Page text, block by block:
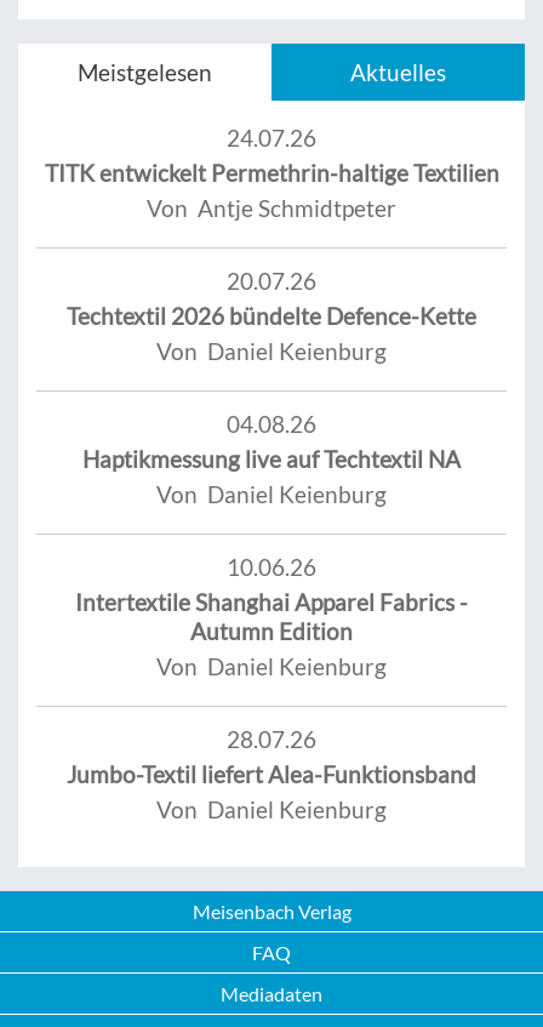
Meistgelesen Aktuelles
24.07.26
TITK entwickelt Permethrin-haltige Textilien
Von Antje Schmidtpeter
20.07.26
Techtextil 2026 bündelte Defence-Kette
Von Daniel Keienburg
04.08.26
Haptikmessung live auf Techtextil NA
Von Daniel Keienburg
10.06.26
Intertextile Shanghai Apparel Fabrics -
Autumn Edition
Von Daniel Keienburg
28.07.26
Jumbo-Textil liefert Alea-Funktionsband
Von Daniel Keienburg
Meisenbach Verlag
FAQ
Mediadaten